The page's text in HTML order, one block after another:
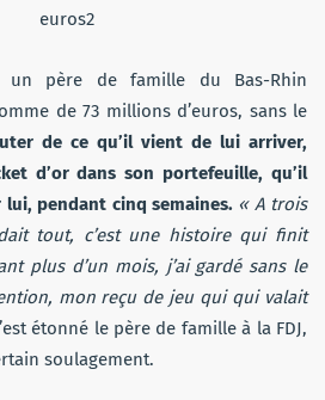
un père de famille du Bas-Rhin
de 73 millions d’euros, sans le
de ce qu’il vient de lui arriver,
d’or dans son portefeuille, qu’il
pendant cinq semaines. « A trois
tout, c’est une histoire qui finit
plus d’un mois, j’ai gardé sans le
mon reçu de jeu qui qui valait
étonné le père de famille à la FDJ,
soulagement.